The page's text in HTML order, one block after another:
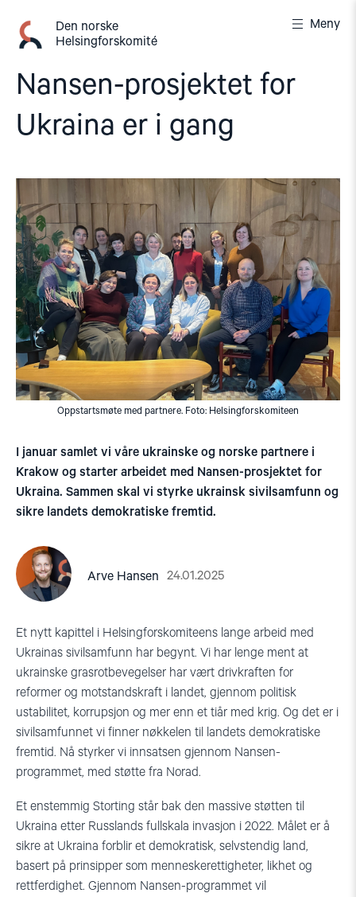
innhold
Den norske
Helsingforskomité
Meny
Nansen-prosjektet for
Ukraina er i gang
Oppstartsmøte med partnere. Foto: Helsingforskomiteen
I januar samlet vi våre ukrainske og norske partnere i
Krakow og starter arbeidet med Nansen-prosjektet for
Ukraina. Sammen skal vi styrke ukrainsk sivilsamfunn og
sikre landets demokratiske fremtid.
Arve Hansen 24.01.2025
Et nytt kapittel i Helsingforskomiteens lange arbeid med
Ukrainas sivilsamfunn har begynt. Vi har lenge ment at
ukrainske grasrotbevegelser har vært drivkraften for
reformer og motstandskraft i landet, gjennom politisk
ustabilitet, korrupsjon og mer enn et tiår med krig. Og det er i
sivilsamfunnet vi finner nøkkelen til landets demokratiske
fremtid. Nå styrker vi innsatsen gjennom Nansen-
programmet, med støtte fra Norad.
Et enstemmig Storting står bak den massive støtten til
Ukraina etter Russlands fullskala invasjon i 2022. Målet er å
sikre at Ukraina forblir et demokratisk, selvstendig land,
basert på prinsipper som menneskerettigheter, likhet og
rettferdighet. Gjennom Nansen-programmet vil